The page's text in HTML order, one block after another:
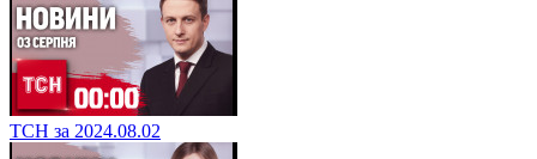
ТСН за 2024.08.02